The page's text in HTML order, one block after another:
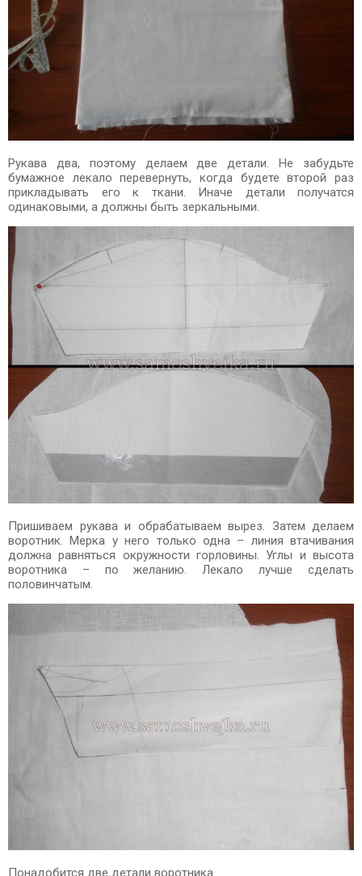
Рукава два, поэтому делаем две детали. Не забудьте
бумажное лекало перевернуть, когда будете второй раз
прикладывать его к ткани. Иначе детали получатся
одинаковыми, а должны быть зеркальными.
Пришиваем рукава и обрабатываем вырез. Затем делаем
воротник. Мерка у него только одна – линия втачивания
должна равняться окружности горловины. Углы и высота
воротника – по желанию. Лекало лучше сделать
половинчатым.
Понадобится две детали воротника.